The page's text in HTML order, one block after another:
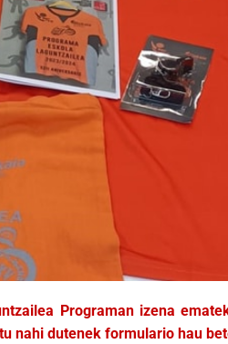
Programan izena
nahi dutenek formulario hau